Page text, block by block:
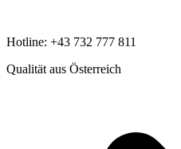
Hotline: +43 732 777 811
Qualität aus Österreich